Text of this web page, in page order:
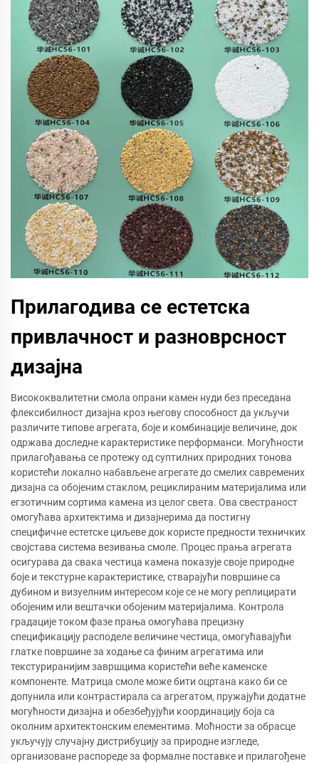
Прилагодива се естетска
привлачност и разноврсност
дизајна
Висококвалитетни смола опрани камен нуди без преседана
флексибилност дизајна кроз његову способност да укључи
различите типове агрегата, боје и комбинације величине, док
одржава доследне карактеристике перформанси. Могућности
прилагођавања се протежу од суптилних природних тонова
користећи локално набављене агрегате до смелих савремених
дизајна са обојеним стаклом, рециклираним материјалима или
егзотичним сортима камена из целог света. Ова свестраност
омогућава архитектима и дизајнерима да постигну
специфичне естетске циљеве док користе предности техничких
својстава система везивања смоле. Процес прања агрегата
осигурава да свака честица камена показује своје природне
боје и текстурне карактеристике, стварајући површине са
дубином и визуелним интересом које се не могу реплицирати
обојеним или вештачки обојеним материјалима. Контрола
градације током фазе прања омогућава прецизну
спецификацију расподеле величине честица, омогућавајући
глатке површине за ходање са финим агрегатима или
текстуриранијим завршцима користећи веће каменске
компоненте. Матрица смоле може бити оцртана како би се
допунила или контрастирала са агрегатом, пружајући додатне
могућности дизајна и обезбеђујући координацију боја са
околним архитектонским елементима. Моћности за обрасце
укључују случајну дистрибуцију за природне изгледе,
организоване распореде за формалне поставке и прилагођене